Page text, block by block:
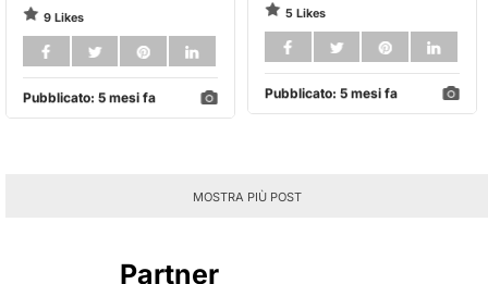
5 Likes
Pubblicato: 5 mesi fa
9 Likes
Pubblicato: 5 mesi fa
MOSTRA PIÙ POST
Partner